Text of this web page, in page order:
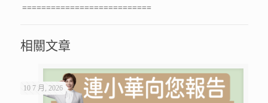
===========================
相關文章
10 7 月, 2026